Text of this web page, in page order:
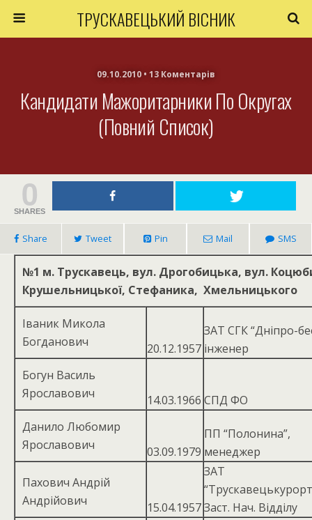
ТРУСКАВЕЦЬКИЙ ВІСНИК
09.10.2010 • 13 Коментарів
Кандидати Мажоритарники По Округах
(повний Список)
0
SHARES
Share Tweet Pin Mail SMS
№1 м. Трускавець, вул. Дрогобицька, вул.
Крушельницької, Стефаника, Хмельницького
Іваник Микола
Богданович
20.12.1957
ЗАТ СГК “Дніпро-
інженер
Богун Василь
Ярославович
14.03.1966 СПД ФО
Данило Любомир
Ярославович
03.09.1979
ПП “Полонина”,
менеджер
Пахович Андрій
Андрійович
15.04.1957
ЗАТ
Заст. Нач. Відділу